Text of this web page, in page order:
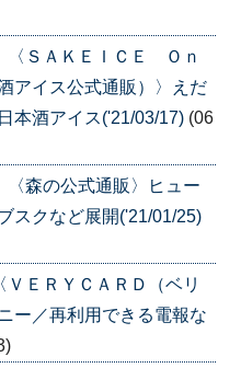
〈ＳＡＫＥＩＣＥ Ｏｎ
アイス公式通販）〉えだ
本酒アイス('21/03/17) (06
〈森の公式通販〉ヒュー
スクなど展開('21/01/25)
ＶＥＲＹＣＡＲＤ（ベリ
ー／再利用できる電報な